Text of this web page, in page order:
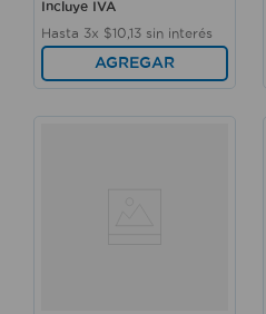
Incluye IVA
Hasta 3x $10 13 sin interés
AGREGAR